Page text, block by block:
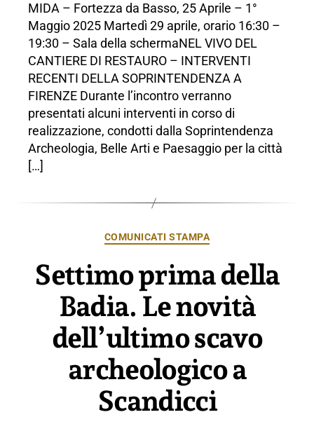
MIDA – Fortezza da Basso, 25 Aprile – 1°
Maggio 2025 Martedì 29 aprile, orario 16:30 –
19:30 – Sala della schermaNEL VIVO DEL
CANTIERE DI RESTAURO – INTERVENTI
RECENTI DELLA SOPRINTENDENZA A
FIRENZE Durante l’incontro verranno
presentati alcuni interventi in corso di
realizzazione, condotti dalla Soprintendenza
Archeologia, Belle Arti e Paesaggio per la città
[…]
Categorie
COMUNICATI STAMPA
Settimo prima della
Badia. Le novità
dell’ultimo scavo
archeologico a
Scandicci